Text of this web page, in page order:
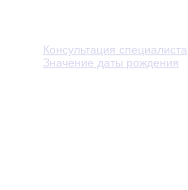
Консультация специалиста
Значение даты рождения